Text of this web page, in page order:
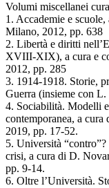
Volumi miscellanei
1. Accademie e
Milano, 2012, pp. 638
2. Libertà e diritti
XVIII-XIX), a cura e
2012, pp. 285
3. 1914-1918. Storie,
Guerra (insieme con
4. Sociabilità. Modelli
contemporanea, a
2019, pp. 17-52.
5. Università
crisi, a cura di D.
pp. 9-14.
6. Oltre l’Università.